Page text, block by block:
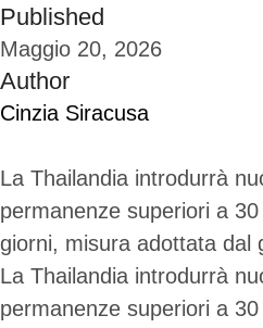
Published
Maggio 20, 2026
Author
Cinzia Siracusa
La Thailandia introdurrà
permanenze superiori a
giorni, misura adottata
La Thailandia introdurrà
permanenze superiori a 30